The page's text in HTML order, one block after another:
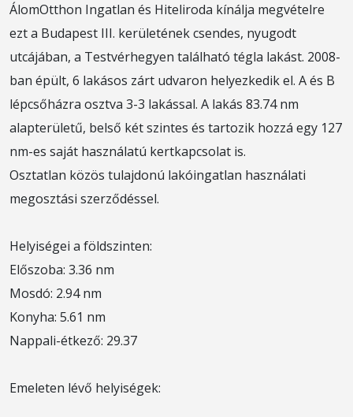
ÁlomOtthon Ingatlan és Hiteliroda kínálja megvételre
ezt a Budapest III. kerületének csendes, nyugodt
utcájában, a Testvérhegyen található tégla lakást. 2008-
ban épült, 6 lakásos zárt udvaron helyezkedik el. A és B
lépcsőházra osztva 3-3 lakással. A lakás 83.74 nm
alapterületű, belső két szintes és tartozik hozzá egy 127
nm-es saját használatú kertkapcsolat is.
Osztatlan közös tulajdonú lakóingatlan használati
megosztási szerződéssel.
Helyiségei a földszinten:
Előszoba: 3.36 nm
Mosdó: 2.94 nm
Konyha: 5.61 nm
Nappali-étkező: 29.37
Emeleten lévő helyiségek: